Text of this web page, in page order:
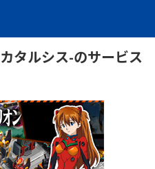
タルシス-のサービス